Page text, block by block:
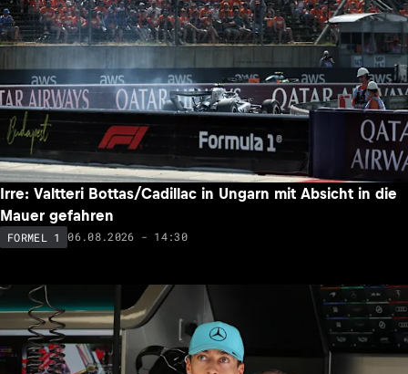
Irre: Valtteri Bottas/Cadillac in Ungarn mit Absicht in die
Mauer gefahren
FORMEL 1 06.08.2026 - 14:30